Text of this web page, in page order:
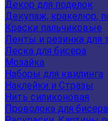
Декор для поделок
Декупаж, кракелюр,
Краски пальчиковые
Ленты и резинка для
Леска для бисера
Мозайка
Наборы для квилинга
Наклейки и Стразы
Нить силиконовая
Проволока для бисера